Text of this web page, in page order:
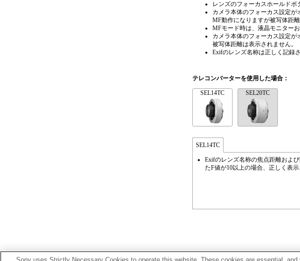
レンズのフォーカスホールドボ
カメラ本体のフォーカス設定が
MF動作になりますが被写体距離
MFモード時は、液晶モニター
カメラ本体のフォーカス設定
被写体距離は表示されません。
Exifのレンズ名称は正しく記録
テレコンバーターを使用した場合：
SEL14TC SEL20TC
SEL14TC
Exifのレンズ名称の焦点距離およ
たF値が10以上の場合、正しく表示